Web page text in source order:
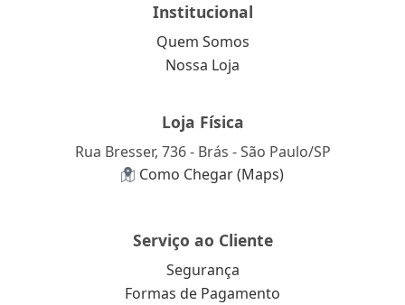
Institucional
Quem Somos
Nossa Loja
Loja Física
Rua Bresser, 736 - Brás - São Paulo/SP
Como Chegar (Maps)
Serviço ao Cliente
Segurança
Formas de Pagamento